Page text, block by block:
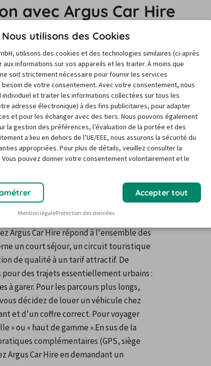
avec Argus Car Hire
rapide et pratique pour réserver une
des principales enseignes du secteur, la
de haut niveau. Son site internet
d'appels locaux vous aident à louer
bénéficier d'une gamme étendue de
n'encourez pas de frais d'annulation si
que l'enseigne accepte sans restriction
et serviable vous accompagne
accumulée dans la location de
Car Hire
Argus Car Hire répond à l'ensemble des
un court séjour, un circuit touristique
de qualité à un tarif attractif. De
pour des trajets essentiellement urbains :
garer. Pour les parcours plus longs,
décidez de louer un véhicule chez
et d'un coffre correct. Pour voyager
ou « haut de gamme ».En sus de la
complémentaires (GPS, siège
Argus Car Hire en demandant un
Nous utilisons des Cookies
utilisons des cookies et des technologies similaires (ci-après
aux informations sur vos appareils et les traiter. À moins que
soit strictement nécessaire pour fournir les services
besoin de votre consentement. Avec votre consentement, nous
et traiter les informations collectées sur tous les
adresse électronique) à des fins publicitaires, pour adapter
et pour les échanger avec des tiers. Nous pouvons également
la gestion des préférences, l’évaluation de la portée et des
a lieu en dehors de l’UE/EEE, nous assurons la sécurité du
appropriées. Pour plus de détails, veuillez consulter la
Vous pouvez donner votre consentement volontairement et le
Accepter tout
Mention légaleProtection des données